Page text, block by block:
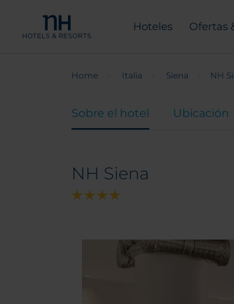
Hoteles Ofertas
Home Italia Siena NH
Sobre el hotel Ubicación
NH Siena